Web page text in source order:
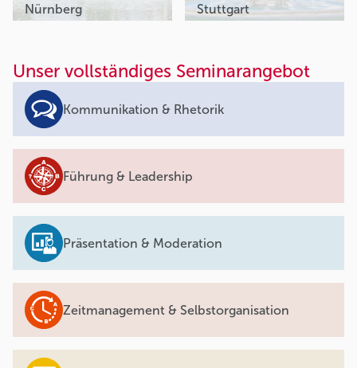
Unser vollständiges Seminarangebot
Kommunikation & Rhetorik
Führung & Leadership
Präsentation & Moderation
Zeitmanagement & Selbstorganisation
Nürnberg Stuttgart